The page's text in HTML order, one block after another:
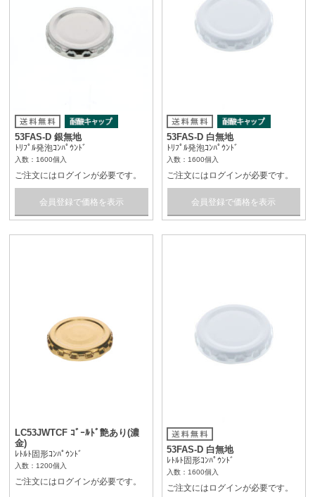
53FAS-D 銀無地
ﾄﾘﾌﾟﾙ発泡ｺﾝﾊﾟｳﾝﾄﾞ
入数：1600個入
ご注文にはログインが必要です。
会員登録で価格を表示
53FAS-D 白無地
ﾄﾘﾌﾟﾙ発泡ｺﾝﾊﾟｳﾝﾄﾞ
入数：1600個入
ご注文にはログインが必要です。
会員登録で価格を表示
LC53JWTCF ｺﾞｰﾙﾄﾞ艶あり(濃
金)
ﾚﾄﾙﾄ固形ｺﾝﾊﾟｳﾝﾄﾞ
入数：1200個入
ご注文にはログインが必要です。
53FAS-D 白無地
ﾚﾄﾙﾄ固形ｺﾝﾊﾟｳﾝﾄﾞ
入数：1600個入
ご注文にはログインが必要です。